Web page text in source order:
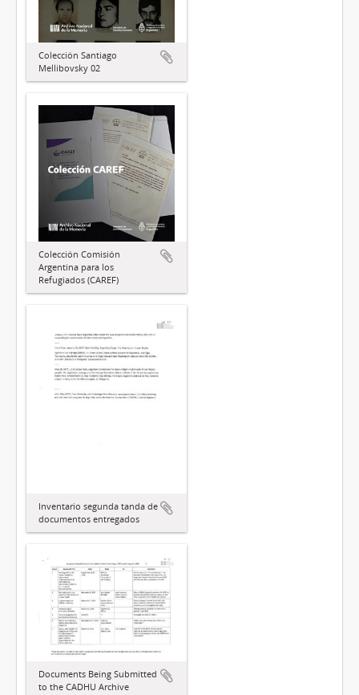
Colección Santiago
Mellibovsky 02
Colección Comisión
Argentina para los
Refugiados (CAREF)
Inventario segunda tanda de
documentos entregados
Documents Being Submitted
to the CADHU Archive